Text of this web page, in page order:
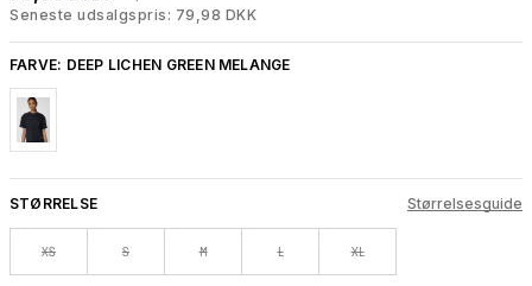
Seneste udsalgspris: 79,98 DKK
FARVE: DEEP LICHEN GREEN MELANGE
STØRRELSE Størrelsesguide
XS S M L XL